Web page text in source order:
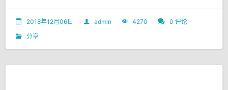
2018年12月06日 admin 4270
0 评论
分享